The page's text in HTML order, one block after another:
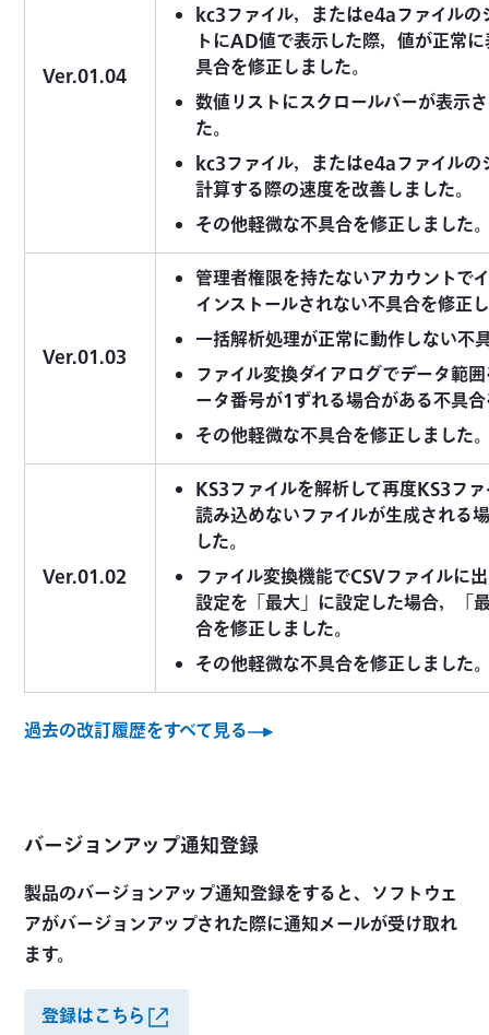
Ver.01.04
kc3ファイル，またはe4aファイルの
トにAD値で表示した際，値が正常
具合を修正しました。
数値リストにスクロールバーが表示
た。
kc3ファイル，またはe4aファイルの
計算する際の速度を改善しました。
その他軽微な不具合を修正しました
Ver.01.03
管理者権限を持たないアカウントで
インストールされない不具合を修正
一括解析処理が正常に動作しない不
ファイル変換ダイアログでデータ範
ータ番号が1ずれる場合がある不具
その他軽微な不具合を修正しました
Ver.01.02
KS3ファイルを解析して再度KS3フ
読み込めないファイルが生成される
した。
ファイル変換機能でCSVファイルに
設定を「最大」に設定した場合，「
合を修正しました。
その他軽微な不具合を修正しました
過去の改訂履歴をすべて見る
バージョンアップ通知登録
製品のバージョンアップ通知登録をすると、ソフトウェ
アがバージョンアップされた際に通知メールが受け取れ
ます。
登録はこちら